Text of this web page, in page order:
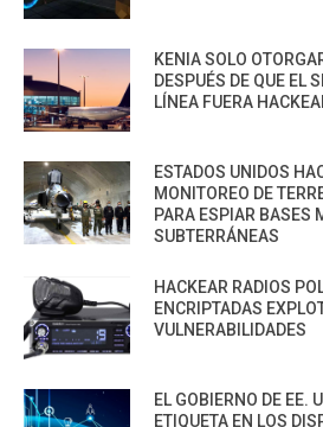
KENIA SOLO
DESPUÉS DE QUE EL
LÍNEA FUERA
ESTADOS UNIDOS
MONITOREO DE
PARA ESPIAR BASES
SUBTERRÁNEAS
HACKEAR RADIOS
ENCRIPTADAS
VULNERABILIDADES
EL GOBIERNO DE EE.
ETIQUETA EN LOS